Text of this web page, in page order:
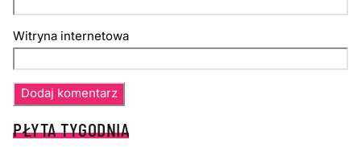
Witryna internetowa
PŁYTA TYGODNIA